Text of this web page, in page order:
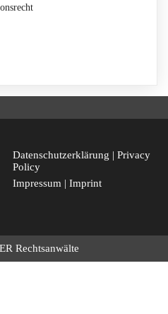
Datenschutzerklärung | Privacy
Policy
Impressum | Imprint
Rechtsanwälte